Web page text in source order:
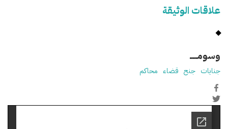
علاقات الوثيقة
وسومـــــ
جنايات جنح قضاء محاكم